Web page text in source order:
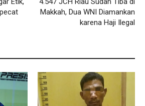
Makkah, Dua WNI Diamankan
karena Haji Ilegal